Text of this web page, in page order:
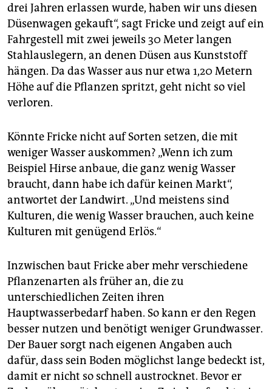
drei Jahren erlassen wurde, haben wir uns diesen
Düsenwagen gekauft“, sagt Fricke und zeigt auf ein
Fahrgestell mit zwei jeweils 30 Meter langen
Stahlauslegern, an denen Düsen aus Kunststoff
hängen. Da das Wasser aus nur etwa 1,20 Metern
Höhe auf die Pflanzen spritzt, geht nicht so viel
verloren.
Könnte Fricke nicht auf Sorten setzen, die mit
weniger Wasser auskommen? „Wenn ich zum
Beispiel Hirse anbaue, die ganz wenig Wasser
braucht, dann habe ich dafür keinen Markt“,
antwortet der Landwirt. „Und meistens sind
Kulturen, die wenig Wasser brauchen, auch keine
Kulturen mit genügend Erlös.“
Inzwischen baut Fricke aber mehr verschiedene
Pflanzenarten als früher an, die zu
unterschiedlichen Zeiten ihren
Hauptwasserbedarf haben. So kann er den Regen
besser nutzen und benötigt weniger Grundwasser.
Der Bauer sorgt nach eigenen Angaben auch
dafür, dass sein Boden möglichst lange bedeckt ist,
damit er nicht so schnell austrocknet. Bevor er